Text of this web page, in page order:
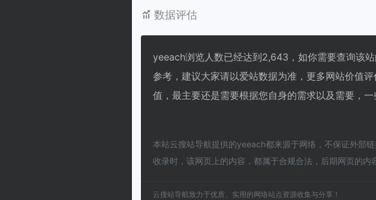
数据评估
yeeach浏览人数已经达到2,643，如你需要查询该
参考，建议大家请以爱站数据为准，更多网站价值
值，最主要还是需要根据您自身的需求以及需要，
本站云搜站导航提供的yeeach都来源于网络，不保证外部
收录时，该网页上的内容，都属于合规合法，后期网页的内
云搜站导航致力于优质、实用的网络站点资源收集与分享！